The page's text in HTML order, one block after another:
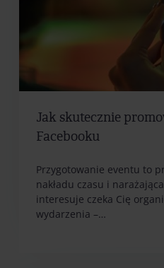
Jak skutecznie
Facebooku
Przygotowanie eventu to
nakładu czasu i
interesuje czeka Cię
wydarzenia –…